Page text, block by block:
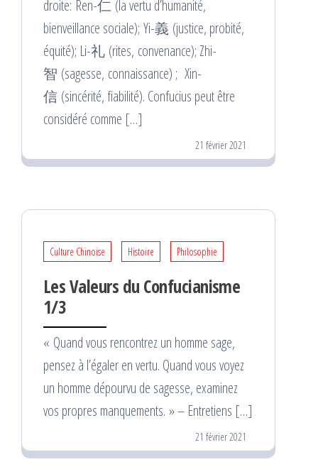
droite: Ren-仁 (la vertu d’humanité,
bienveillance sociale); Yi-義 (justice, probité,
équité); Li-礼 (rites, convenance); Zhi-
智 (sagesse, connaissance) ; Xin-
信 (sincérité, fiabilité). Confucius peut être
considéré comme […]
21 février 2021
Culture Chinoise Histoire Philosophie
Les Valeurs du Confucianisme
1/3
« Quand vous rencontrez un homme sage,
pensez à l’égaler en vertu. Quand vous voyez
un homme dépourvu de sagesse, examinez
vos propres manquements. » – Entretiens […]
21 février 2021